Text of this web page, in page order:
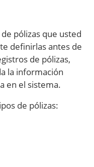
pólizas que usted
definirlas antes de
de pólizas,
la información
en el sistema.
de pólizas: